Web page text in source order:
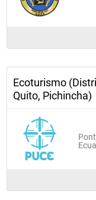
Ecoturismo
Quito, Pichincha)